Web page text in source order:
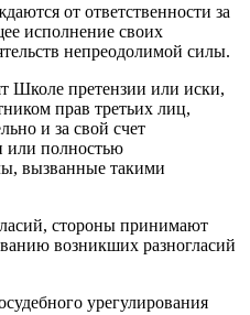
от ответственности за
исполнение своих
непреодолимой силы.
Школе претензии или иски,
прав третьих лиц,
и за свой счет
или полностью
вызванные такими
стороны принимают
возникших разногласий
урегулирования